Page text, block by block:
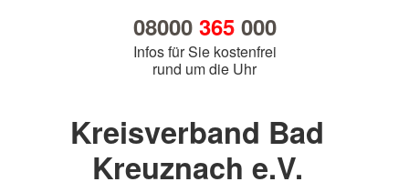
08000 365000
Infos für Sie kostenfrei
rund um die Uhr
Kreisverband Bad
Kreuznach e.V.